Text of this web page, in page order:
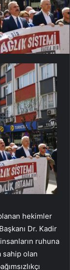
hekimler
Dr. Kadir
ruhuna
sahip olan